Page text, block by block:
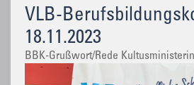
VLB-
18.11.2023
BBK-Grußwort/Rede